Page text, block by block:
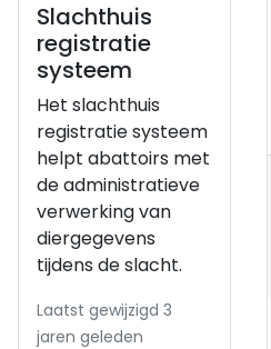
Slachthuis
registratie
systeem
Het slachthuis
registratie systeem
helpt abattoirs met
de administratieve
verwerking van
diergegevens
tijdens de slacht.
Laatst gewijzigd 3
jaren geleden